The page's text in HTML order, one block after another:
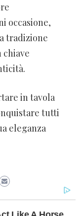
occasione,
tradizione
chiave
in tavola
tutti
eleganza